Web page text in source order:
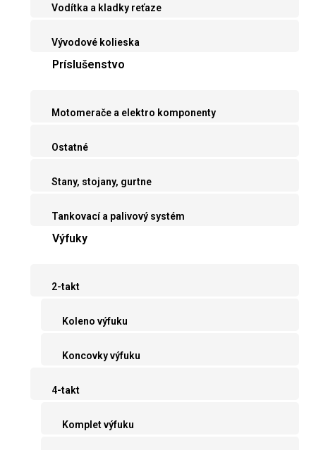
Vodítka a kladky reťaze
Vývodové kolieska
Príslušenstvo
Motomerače a elektro komponenty
Ostatné
Stany, stojany, gurtne
Tankovací a palivový systém
Výfuky
2-takt
Koleno výfuku
Koncovky výfuku
4-takt
Komplet výfuku